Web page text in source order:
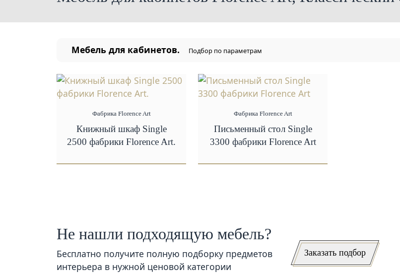
Мебель для кабинетов. Подбор по параметрам
Фабрика Florence Art
Книжный шкаф Single
2500 фабрики Florence Art.
Фабрика Florence Art
Письменный стол Single
3300 фабрики Florence Art
Не нашли подходящую мебель?
Бесплатно получите полную подборку предметов
интерьера в нужной ценовой категории
Заказать подбор